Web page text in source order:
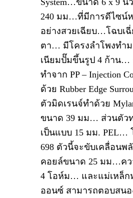
System…ขนาด 6 x 9 นิ้
240 มม…ที่มีการดีไซน์
อย่างสวยเฉียบ…โฉบเ
ตา… มีโครงลำโพงทำ
เนียมปั๊มขึ้นรูป 4 ก้าน…
ทำจาก PP – Injection
ด้วย Rubber Edge
ตัวมิดเรนจ์ทำด้วย
ขนาด 39 มม… ส่วนตัว
เป็นแบบ 15 มม. PEL…
698 ตัวนี้จะขับเคลื่อนพ
คอยล์ขนาด 25 มม…ค
4 โอห์ม… และแม่เหล็ก
ออนซ์ สามารถตอบสน